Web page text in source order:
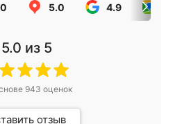
5.0 4.9
5.0 из 5
943 оценок
отзыв